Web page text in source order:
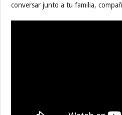
conversar junto a tu familia,